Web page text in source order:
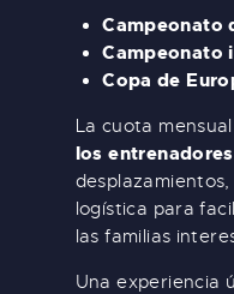
Campeonato
Campeonato
Copa de
La cuota
los
logística para
las familias
Una experiencia